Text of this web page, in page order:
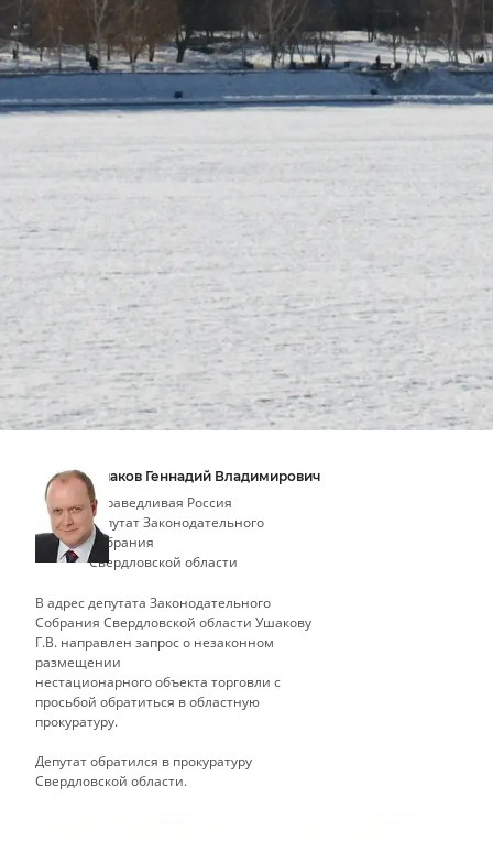
Ушаков Геннадий Владимирович
В адрес депутата Законодательного
Собрания Свердловской области Ушакову
Г.В. направлен запрос о незаконном
размещении
нестационарного объекта торговли с
просьбой обратиться в областную
прокуратуру.
​Депутат обратился в прокуратуру
Свердловской области.
Справедливая Россия
депутат Законодательного
Собрания
Свердловской области